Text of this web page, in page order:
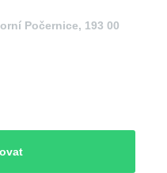
Počernice, 193 00